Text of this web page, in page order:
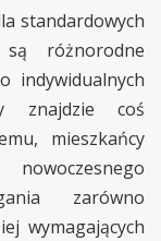
standardowych
są różnorodne
indywidualnych
znajdzie coś
mieszkańcy
zarówno
wymagających